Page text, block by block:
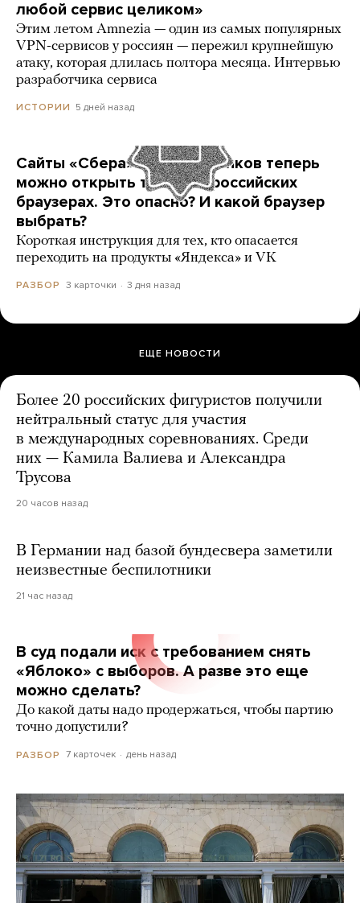
любой сервис целиком»
Этим летом Amnezia — один из самых популярных
VPN-сервисов у россиян — пережил крупнейшую
атаку, которая длилась полтора месяца. Интервью
разработчика сервиса
ИСТОРИИ 5 дней назад
Сайты «Сбера» и других банков теперь
можно открыть только в российских
браузерах. Это опасно? И какой браузер
выбрать?
Короткая инструкция для тех, кто опасается
переходить на продукты «Яндекса» и VK
РАЗБОР 3 карточки 3 дня назад
ЕЩЕ НОВОСТИ
Более 20 российских фигуристов получили
нейтральный статус для участия
в международных соревнованиях. Среди
них — Камила Валиева и Александра
Трусова
20 часов назад
В Германии над базой бундесвера заметили
неизвестные беспилотники
21 час назад
В суд подали иск с требованием снять
«Яблоко» с выборов. А разве это еще
можно сделать?
До какой даты надо продержаться, чтобы партию
точно допустили?
РАЗБОР 7 карточек день назад